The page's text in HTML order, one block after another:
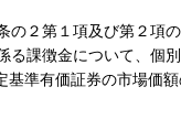
２第１項及び第２項
る課徴金について、個別
基準有価証券の市場価